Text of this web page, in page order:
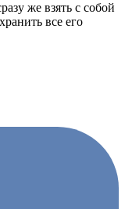
же взять с собой
все его